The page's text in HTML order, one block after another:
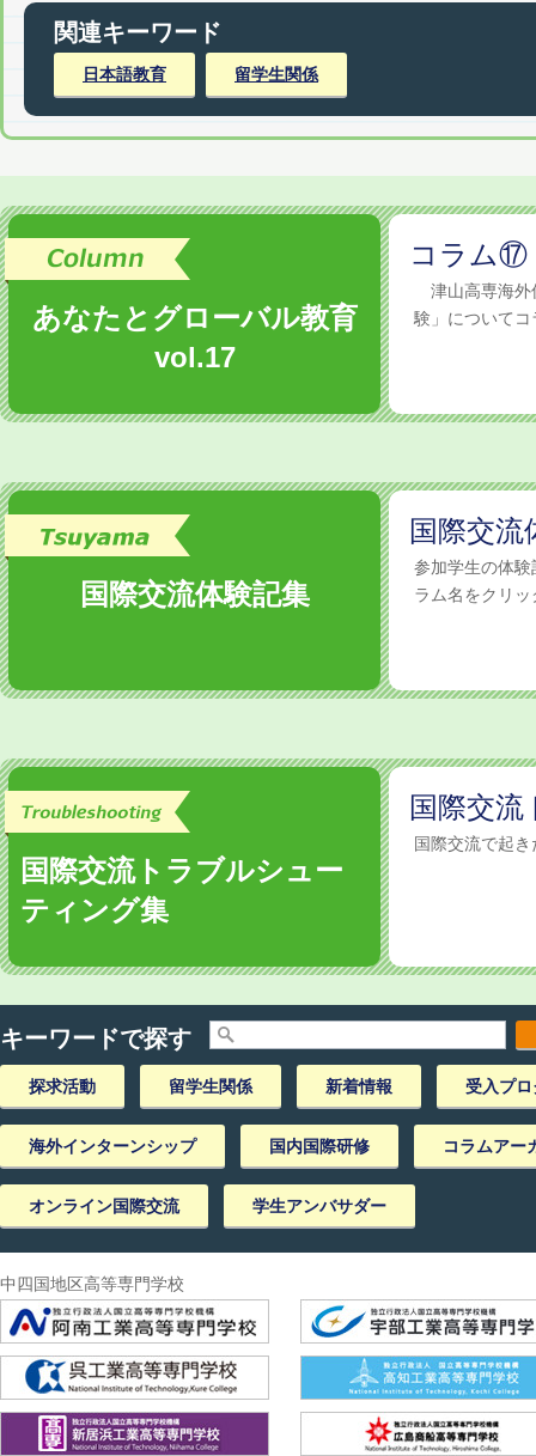
関連キーワード
日本語教育 留学生関係
あなたとグローバル教育
vol.17
コラム⑰
津山高専海外
験」について
国際交流体験記集
国際交流
参加学生の体
ラム名をクリ
国際交流トラブルシュー
ティング集
国際交
国際交流で起
キーワードで探す
探求活動 留学生関係 新着情報 受入プ
海外インターンシップ 国内国際研修 コラムアー
オンライン国際交流 学生アンバサダー
中四国地区高等専門学校